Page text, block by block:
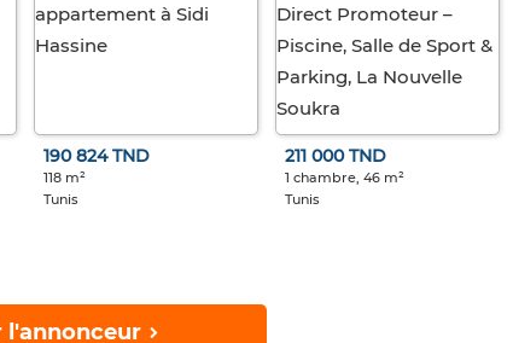
190 824 TND
118 m²
Tunis
211 000 TND
1 chambre, 46 m²
Tunis
l'annonceur